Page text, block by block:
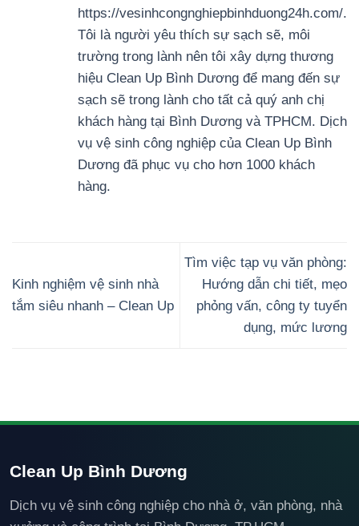
https://vesinhcongnghiepbinhduong24h.com/.
Tôi là người yêu thích sự sạch sẽ, môi
trường trong lành nên tôi xây dựng thương
hiệu Clean Up Bình Dương để mang đến sự
sạch sẽ trong lành cho tất cả quý anh chị
khách hàng tại Bình Dương và TPHCM. Dịch
vụ vệ sinh công nghiệp của Clean Up Bình
Dương đã phục vụ cho hơn 1000 khách
hàng.
Kinh nghiệm vệ sinh nhà
tắm siêu nhanh – Clean Up
Tìm việc tạp vụ văn phòng:
Hướng dẫn chi tiết, mẹo
phỏng vấn, công ty tuyển
dụng, mức lương
Clean Up Bình Dương
Dịch vụ vệ sinh công nghiệp cho nhà ở, văn phòng, nhà